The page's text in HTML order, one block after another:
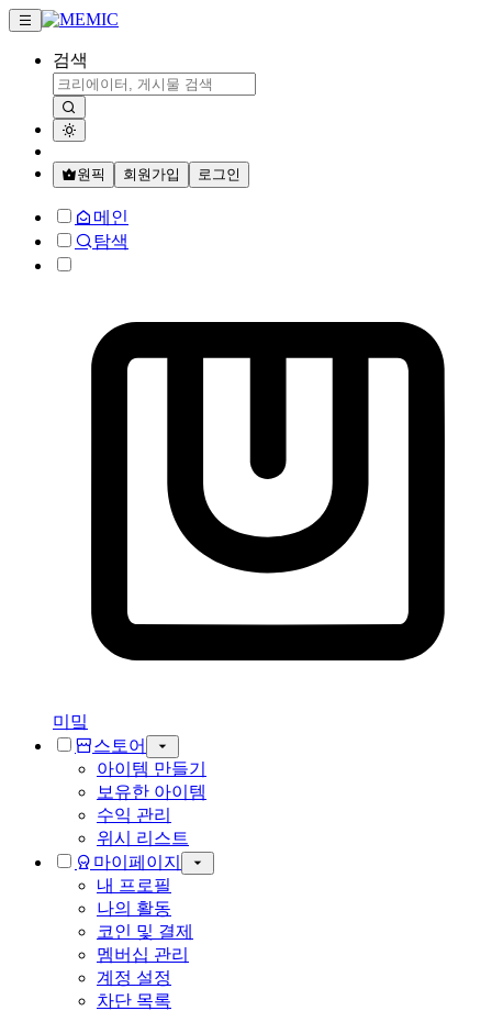
검색
원픽 회원가입 로그인
메인
탐색
미밐
스토어
아이템 만들기
보유한 아이템
수익 관리
위시 리스트
마이페이지
내 프로필
나의 활동
코인 및 결제
멤버십 관리
계정 설정
차단 목록